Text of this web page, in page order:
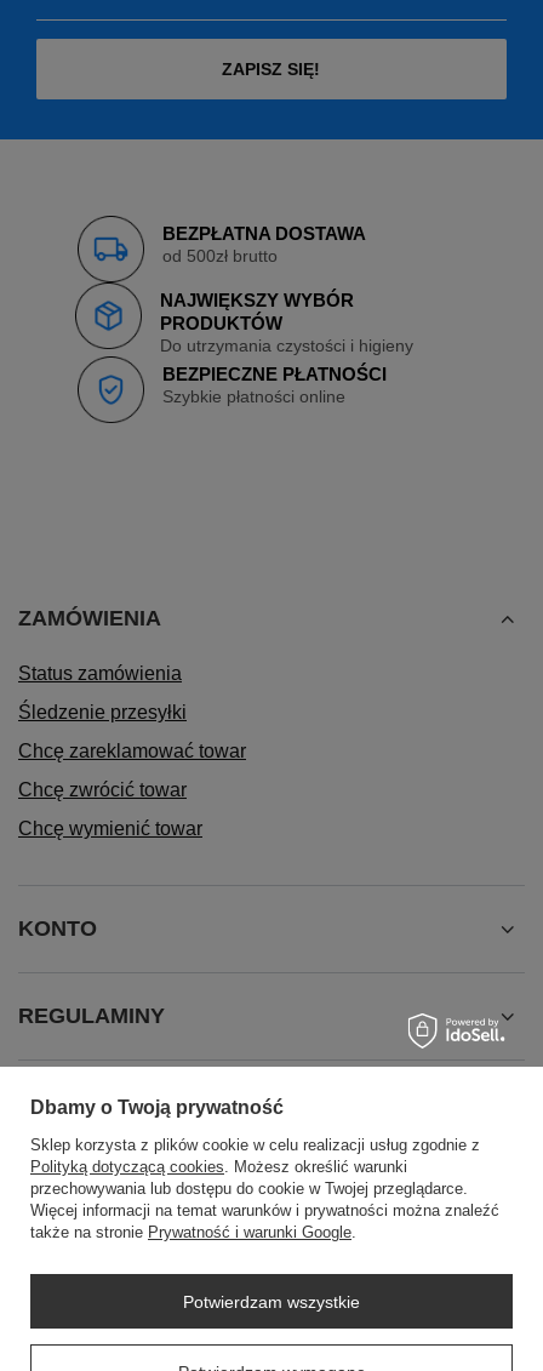
ZAPISZ SIĘ!
BEZPŁATNA DOSTAWA
od 500zł brutto
NAJWIĘKSZY WYBÓR
PRODUKTÓW
Do utrzymania czystości i higieny
BEZPIECZNE PŁATNOŚCI
Szybkie płatności online
+48604307144
ZAMÓWIENIA
Status zamówienia
Śledzenie przesyłki
Chcę zareklamować towar
Chcę zwrócić towar
Chcę wymienić towar
KONTO
REGULAMINY
INFORMACJE
Dbamy o Twoją prywatność
Sklep korzysta z plików cookie w celu realizacji usług zgodnie z
Polityką dotyczącą cookies. Możesz określić warunki
przechowywania lub dostępu do cookie w Twojej przeglądarce.
Więcej informacji na temat warunków i prywatności można znaleźć
także na stronie Prywatność i warunki Google.
Potwierdzam wszystkie